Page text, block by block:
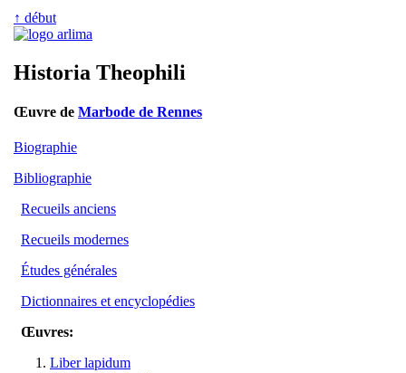
↑ début
Historia Theophili
Œuvre de Marbode de Rennes
Biographie
Bibliographie
Recueils anciens
Recueils modernes
Études générales
Dictionnaires et encyclopédies
Œuvres:
Liber lapidum